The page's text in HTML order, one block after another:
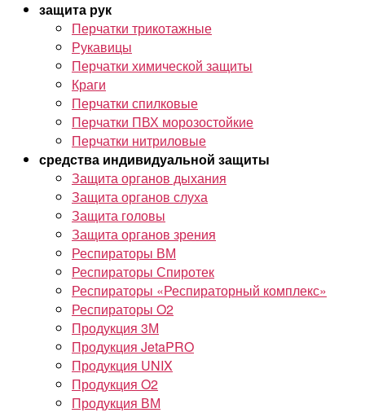
защита рук
Перчатки трикотажные
Рукавицы
Перчатки химической защиты
Краги
Перчатки спилковые
Перчатки ПВХ морозостойкие
Перчатки нитриловые
средства индивидуальной защиты
Защита органов дыхания
Защита органов слуха
Защита головы
Защита органов зрения
Респираторы ВМ
Респираторы Спиротек
Респираторы «Респираторный комплекс»
Респираторы O2
Продукция 3М
Продукция JetaPRO
Продукция UNIX
Продукция O2
Продукция ВМ